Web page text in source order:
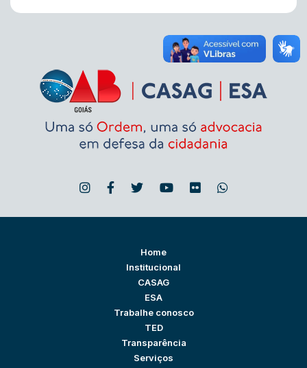
Home
Institucional
CASAG
ESA
Trabalhe conosco
TED
Transparência
Serviços